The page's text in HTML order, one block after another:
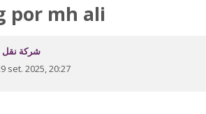
por mh ali
شركة
set. 2025, 20:27